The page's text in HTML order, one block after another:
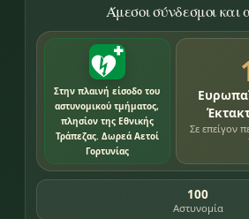
Άμεσοι σύνδεσμοι και
Στην πλαινή είσοδο του
αστυνομικού τμήματος,
πλησίον της Εθνικής
Τράπεζας. Δωρεά Αετοί
Γορτυνίας
Σε επείγον
100
Αστυνομία